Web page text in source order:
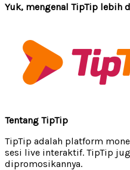
Yuk, mengenal TipTip lebih
Tentang TipTip
TipTip adalah platform
sesi live interaktif. TipTip
dipromosikannya.